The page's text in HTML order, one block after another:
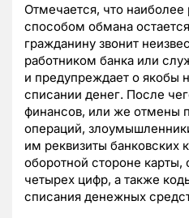
Отмечается, что
способом обмана
гражданину звонит
работником банка или
и предупреждает о якобы
списании денег. После
финансов, или же отмены
операций,
им реквизиты банковских
оборотной стороне карты,
четырех цифр, а также
списания денежных